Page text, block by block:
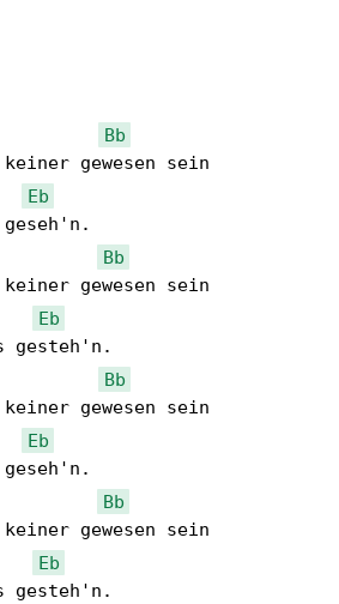
Bb
gewesen sein
Eb
Bb
gewesen sein
Eb
gesteh'n.
Bb
gewesen sein
Eb
Bb
gewesen sein
Eb
gesteh'n.